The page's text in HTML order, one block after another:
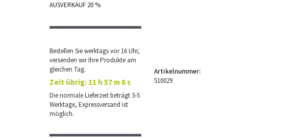
AUSVERKAUF 20 %
Bestellen Sie werktags vor 16 Uhr,
versenden wir Ihre Produkte am
gleichen Tag.
Zeit übrig: 11 h 57 m 5 s
Die normale Lieferzeit beträgt 3-5
Werktage, Expressversand ist
möglich.
Artikelnummer:
510029